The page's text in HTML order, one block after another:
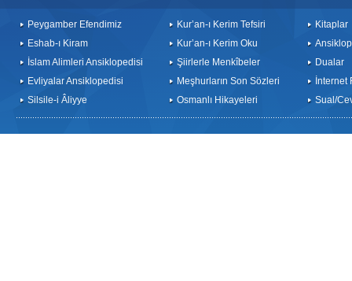
Peygamber Efendimiz
Eshab-ı Kiram
İslam Alimleri Ansiklopedisi
Evliyalar Ansiklopedisi
Silsile-i Âliyye
Kur’an-ı Kerim Tefsiri
Kur’an-ı Kerim Oku
Şiirlerle Menkîbeler
Meşhurların Son Sözleri
Osmanlı Hikayeleri
Kitaplar
Dualar
İnternet
Sual/